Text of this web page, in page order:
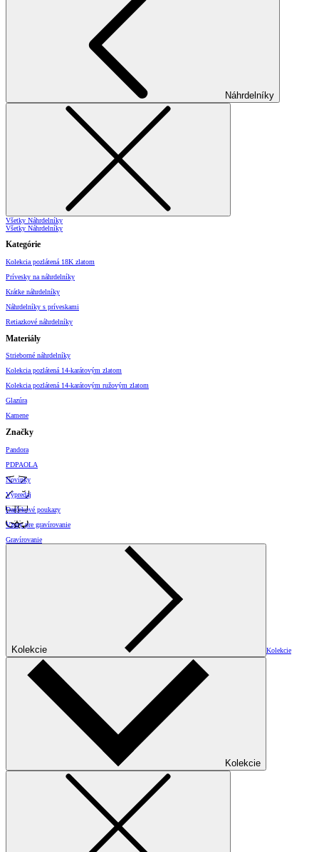
Náhrdelníky
Všetky Náhrdelníky
Všetky Náhrdelníky
Kategórie
Kolekcia pozlátená 18K zlatom
Prívesky na náhrdelníky
Krátke náhrdelníky
Náhrdelníky s príveskami
Retiazkové náhrdelníky
Materiály
Strieborné náhrdelníky
Kolekcia pozlátená 14-karátovým zlatom
Kolekcia pozlátená 14-karátovým ružovým zlatom
Glazúra
Kamene
Značky
Pandora
PDPAOLA
Novinky
Výpredaj
Darčekové poukazy
Vzory pre gravírovanie
Gravírovanie
Kolekcie Kolekcie
Kolekcie